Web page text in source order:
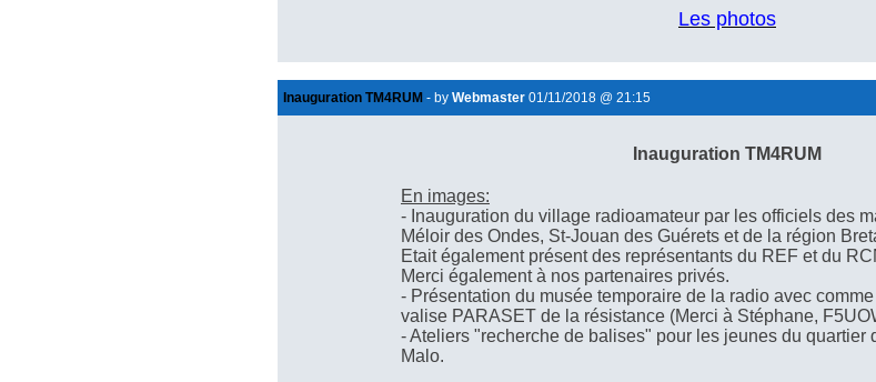
Les photos
Inauguration TM4RUM - by Webmaster 01/11/2018 @ 21:15
Inauguration TM4RUM
En images:
- Inauguration du village radioamateur par les officiels des
Méloir des Ondes, St-Jouan des Guérets et de la région
Etait également présent des représentants du REF et du
Merci également à nos partenaires privés.
- Présentation du musée temporaire de la radio avec
valise PARASET de la résistance (Merci à Stéphane,
- Ateliers "recherche de balises" pour les jeunes du quartier
Malo.